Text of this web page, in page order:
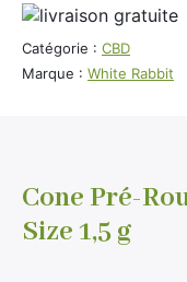
roll
Amnesia
by
Catégorie : CBD
Marque : White Rabbit
Cone Pré-
Size 1,5 g
10ml